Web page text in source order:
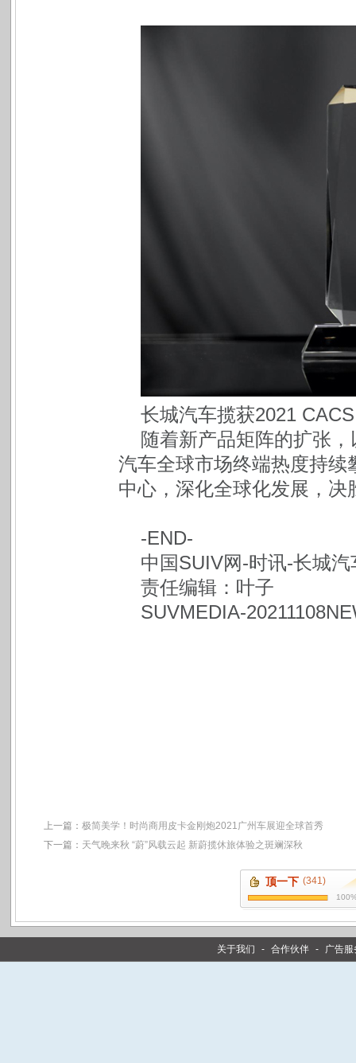
长城汽车揽获2021
随着新产品矩阵的扩张
汽车全球市场终端热度持
中心，深化全球化发展，决
-END-
中国SUIV网-时讯-长城
责任编辑：叶子
SUVMEDIA-
上一篇： 极简美学！时尚商用皮卡金刚炮2021广州车展迎全球首秀
下一篇： 天气晚来秋 “蔚”风载云起 新蔚揽休旅体验之斑斓深秋
顶一下 (341)
关于我们 - 合作伙伴 - 广告服